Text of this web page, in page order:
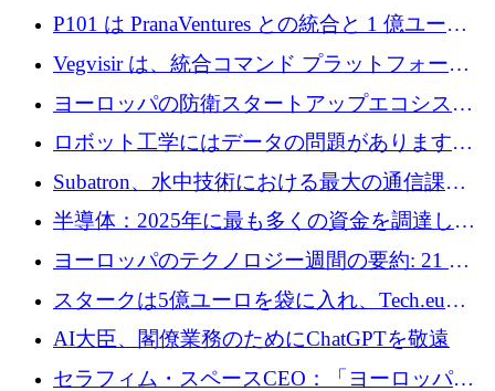
フォーム Ogma を買収して子ども向け言語療
P101 は PranaVentures との統合と 1 億ユーロ
のファンドによりシード投資に拡大
Vegvisir は、統合コマンド プラットフォーム
を通じて関連する無人システムを接続するた
めの資金を調達します
ヨーロッパの防衛スタートアップエコシステ
ムとなったハッカソン
ロボット工学にはデータの問題があります。
Macrodata Labs はそれを解決したいと考えて
Subatron、水中技術における最大の通信課題
の 1 つに取り組むために 16 万 2,000 ユーロを
半導体：2025年に最も多くの資金を調達した
10社
ヨーロッパのテクノロジー週間の要約: 21 億
ユーロの取引と Tech.eu Funding Explorer
スタークは5億ユーロを袋に入れ、Tech.eu
Funding Explorerの立ち上げ、そしてルクセン
ブルクの大きな野望
AI大臣、閣僚業務のためにChatGPTを敬遠
セラフィム・スペースCEO：「ヨーロッパは